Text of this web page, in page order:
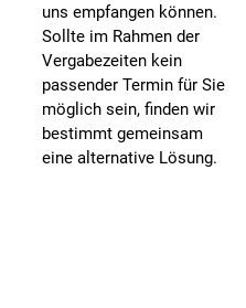
uns empfangen können.
Sollte im Rahmen der
Vergabezeiten kein
passender Termin für Sie
möglich sein, finden wir
bestimmt gemeinsam
eine alternative Lösung.